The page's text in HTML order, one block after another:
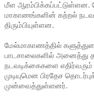
மீள
மாகாணங்களின் கற்றல்
திரும்பியுள்ளன.
மேல்மாகாணத்தில்
பாடசாலைகளில் அனைத்து
நடவடிக்கைகளை
முடியுமென பிரதேச
முன்வைத்துள்ளனர்.